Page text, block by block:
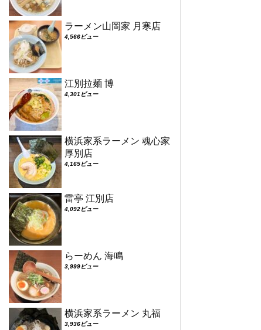
ラーメン山岡家 月寒店
4,566ビュー
江別拉麺 博
4,301ビュー
横浜家系ラーメン 魂心家
厚別店
4,165ビュー
雷亭 江別店
4,092ビュー
らーめん 海鳴
3,999ビュー
横浜家系ラーメン 丸福
3,936ビュー